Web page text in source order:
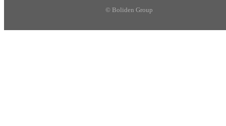
© Boliden Group